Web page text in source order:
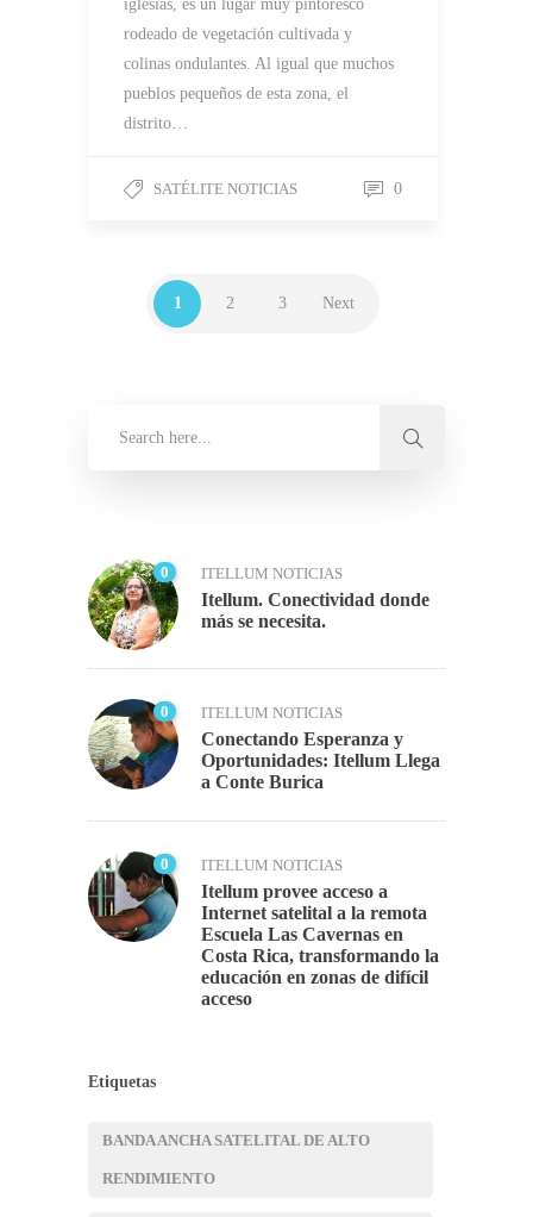
iglesias, es un lugar muy pintoresco
rodeado de vegetación cultivada y
colinas ondulantes. Al igual que muchos
pueblos pequeños de esta zona, el
distrito…
SATÉLITE NOTICIAS 0
1 2 3 Next
0 ITELLUM NOTICIAS
Itellum. Conectividad donde
más se necesita.
0 ITELLUM NOTICIAS
Conectando Esperanza y
Oportunidades: Itellum Llega
a Conte Burica
0 ITELLUM NOTICIAS
Itellum provee acceso a
Internet satelital a la remota
Escuela Las Cavernas en
Costa Rica, transformando la
educación en zonas de difícil
acceso
Etiquetas
BANDA ANCHA SATELITAL DE ALTO
RENDIMIENTO